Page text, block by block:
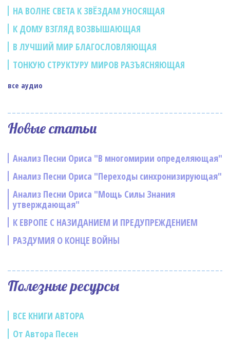
НА ВОЛНЕ СВЕТА К ЗВЁЗДАМ УНОСЯЩАЯ
К ДОМУ ВЗГЛЯД ВОЗВЫШАЮЩАЯ
В ЛУЧШИЙ МИР БЛАГОСЛОВЛЯЮЩАЯ
ТОНКУЮ СТРУКТУРУ МИРОВ РАЗЪЯСНЯЮЩАЯ
все аудио
Новые статьи
Анализ Песни Ориса "В многомирии определяющая"
Анализ Песни Ориса "Переходы синхронизирующая"
Анализ Песни Ориса "Мощь Силы Знания
утверждающая"
К ЕВРОПЕ С НАЗИДАНИЕМ И ПРЕДУПРЕЖДЕНИЕМ
РАЗДУМИЯ О КОНЦЕ ВОЙНЫ
Полезные ресурсы
ВСЕ КНИГИ АВТОРА
От Автора Песен